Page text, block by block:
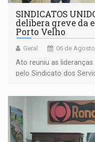
SINDICATOS
delibera greve da
Porto Velho
Geral 06 de
Ato reuniu as
pelo Sindicato dos